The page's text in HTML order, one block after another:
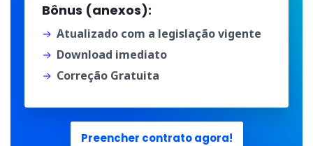
Bônus (anexos):
Atualizado com a legislação vigente
Download imediato
Correção Gratuita
Preencher contrato agora!